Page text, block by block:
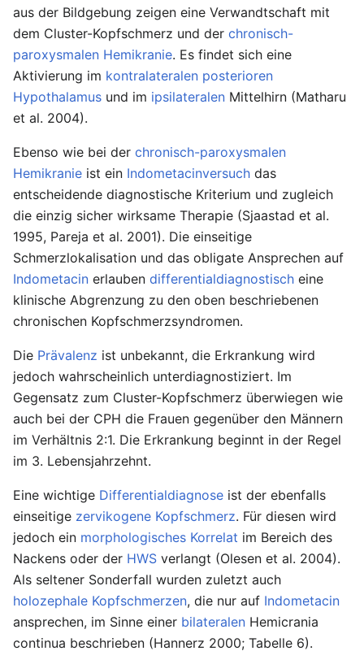
aus der Bildgebung zeigen eine Verwandtschaft mit
dem Cluster-Kopfschmerz und der chronisch-
paroxysmalen Hemikranie. Es findet sich eine
Aktivierung im kontralateralen posterioren
Hypothalamus und im ipsilateralen Mittelhirn (Matharu
et al. 2004).
Ebenso wie bei der chronisch-paroxysmalen
Hemikranie ist ein Indometacinversuch das
entscheidende diagnostische Kriterium und zugleich
die einzig sicher wirksame Therapie (Sjaastad et al.
1995, Pareja et al. 2001). Die einseitige
Schmerzlokalisation und das obligate Ansprechen auf
Indometacin erlauben differentialdiagnostisch eine
klinische Abgrenzung zu den oben beschriebenen
chronischen Kopfschmerzsyndromen.
Die Prävalenz ist unbekannt, die Erkrankung wird
jedoch wahrscheinlich unterdiagnostiziert. Im
Gegensatz zum Cluster-Kopfschmerz überwiegen wie
auch bei der CPH die Frauen gegenüber den Männern
im Verhältnis 2:1. Die Erkrankung beginnt in der Regel
im 3. Lebensjahrzehnt.
Eine wichtige Differentialdiagnose ist der ebenfalls
einseitige zervikogene Kopfschmerz. Für diesen wird
jedoch ein morphologisches Korrelat im Bereich des
Nackens oder der HWS verlangt (Olesen et al. 2004).
Als seltener Sonderfall wurden zuletzt auch
holozephale Kopfschmerzen, die nur auf Indometacin
ansprechen, im Sinne einer bilateralen Hemicrania
continua beschrieben (Hannerz 2000; Tabelle 6).